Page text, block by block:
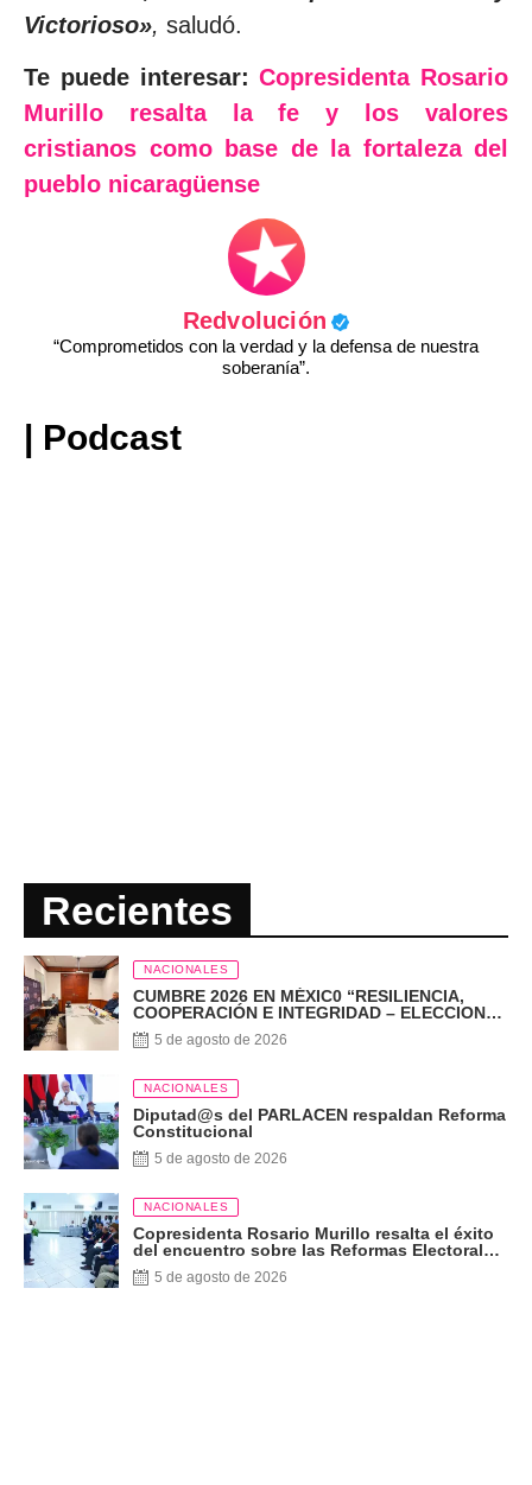
Victorioso», saludó.
Te puede interesar:Copresidenta Rosario
Murillo resalta la fe y los valores
cristianos como base de la fortaleza del
pueblo nicaragüense
Redvolución
“Comprometidos con la verdad y la defensa de nuestra
soberanía”.
| Podcast
Recientes
NACIONALES
CUMBRE 2026 EN MÉXIC0 “RESILIENCIA,
COOPERACIÓN E INTEGRIDAD – ELECCIONES
EN EL SIGLO XXI”
5 de agosto de 2026
NACIONALES
Diputad@s del PARLACEN respaldan Reforma
Constitucional
5 de agosto de 2026
NACIONALES
Copresidenta Rosario Murillo resalta el éxito
del encuentro sobre las Reformas Electorales
con diputados del PARLACEN
5 de agosto de 2026